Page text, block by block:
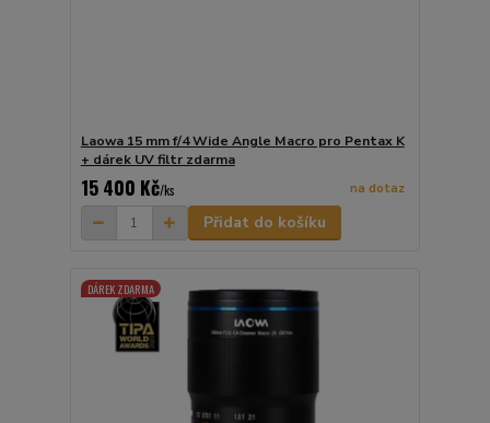
Laowa 15 mm f/4 Wide Angle Macro pro Pentax K
+ dárek UV filtr zdarma
15 400 Kč/ks na dotaz
Přidat do košíku
DÁREK ZDARMA